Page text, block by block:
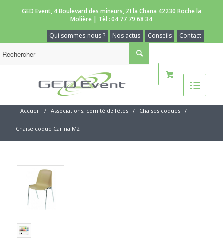
GED Event, 4 Boulevard des mineurs, ZI la Chana 42230 Roche la
Molière | Tèl :04 77 79 68 34
Contact
Conseils
Nos actus
Qui sommes-nous ?
Accueil / Associations, comité de fêtes / Chaises coques /
Chaise coque Carina M2